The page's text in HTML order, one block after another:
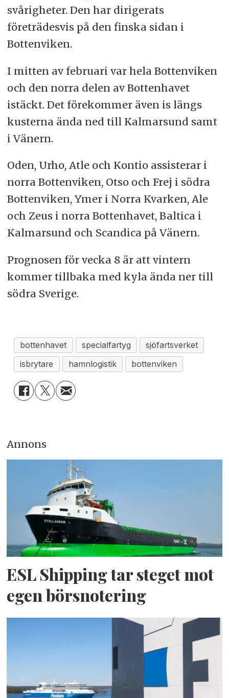
svårigheter. Den har dirigerats
företrädesvis på den finska sidan i
Bottenviken.
I mitten av februari var hela Bottenviken
och den norra delen av Bottenhavet
istäckt. Det förekommer även is längs
kusterna ända ned till Kalmarsund samt
i Vänern.
Oden, Urho, Atle och Kontio assisterar i
norra Bottenviken, Otso och Frej i södra
Bottenviken, Ymer i Norra Kvarken, Ale
och Zeus i norra Bottenhavet, Baltica i
Kalmarsund och Scandica på Vänern.
Prognosen för vecka 8 är att vintern
kommer tillbaka med kyla ända ner till
södra Sverige.
bottenhavet specialfartyg
sjöfartsverket
isbrytare
hamnlogistik bottenviken
Annons
ESL Shipping tar steget mot
egen börsnotering